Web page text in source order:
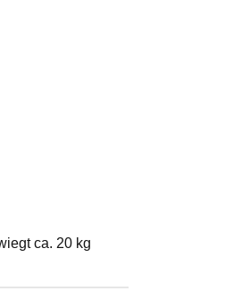
ca. 20 kg